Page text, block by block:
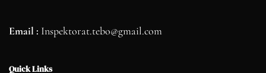
Email : Inspektorat.tebo@gmail.com
Quick Links